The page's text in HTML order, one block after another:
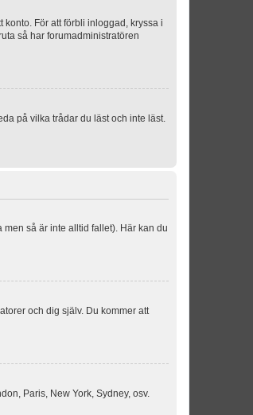
För att förbli inloggad, kryssa i
så har forumadministratören
på vilka trådar du läst och inte läst.
så är inte alltid fallet). Här kan du
och dig själv. Du kommer att
Paris, New York, Sydney, osv.